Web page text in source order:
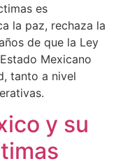
es
la paz, rechaza la
de que la Ley
Mexicano
tanto a nivel
y su